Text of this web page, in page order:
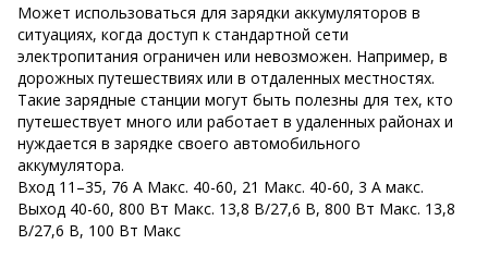
Может использоваться для зарядки аккумуляторов в
ситуациях, когда доступ к стандартной сети
электропитания ограничен или невозможен. Например, в
дорожных путешествиях или в отдаленных местностях.
Такие зарядные станции могут быть полезны для тех, кто
путешествует много или работает в удаленных районах и
нуждается в зарядке своего автомобильного
аккумулятора.
Вход 11–35, 76 А Макс. 40-60, 21 Макс. 40-60, 3 А макс.
Выход 40-60, 800 Вт Макс. 13,8 В/27,6 В, 800 Вт Макс. 13,8
В/27,6 В, 100 Вт Макс